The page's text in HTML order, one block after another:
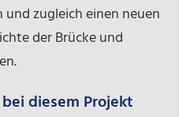
zugleich einen neuen
der Brücke und
diesem Projekt